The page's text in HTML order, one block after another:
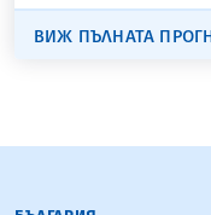
ВИЖ ПЪЛНАТА
БЪЛГАРСКА